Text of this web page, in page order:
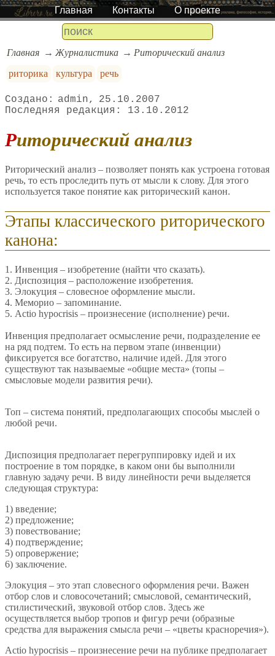
Главная Контакты О проекте
Главная Журналистика
Риторический анализ
риторика
культура речь
admin
25.10.2007
13.10.2012
Риторический анализ
Риторический анализ – позволяет понять как устроена готовая
речь, то есть проследить путь от мысли к слову. Для этого
используется такое понятие как риторический канон.
Этапы классического риторического
канона:
1. Инвенция – изобретение (найти что сказать).
2. Диспозиция – расположение изобретения.
3. Элокуция – словесное оформление мысли.
4. Меморио – запоминание.
5. Actio hypocrisis – произнесение (исполнение) речи.
Инвенция предполагает осмысление речи, подразделение ее
на ряд подтем. То есть на первом этапе (инвенции)
фиксируется все богатство, наличие идей. Для этого
существуют так называемые «общие места» (топы –
смысловые модели развития речи).
Топ – система понятий, предполагающих способы мыслей о
любой речи.
Диспозиция предполагает перегруппировку идей и их
построение в том порядке, в каком они бы выполнили
главную задачу речи. В виду линейности речи выделяется
следующая структура:
1) введение;
2) предложение;
3) повествование;
4) подтверждение;
5) опровержение;
6) заключение.
Элокуция – это этап словесного оформления речи. Важен
отбор слов и словосочетаний; смысловой, семантический,
стилистический, звуковой отбор слов. Здесь же
осуществляется выбор тропов и фигур речи (образные
средства для выражения смысла речи – «цветы красноречия»).
Actio hypocrisis – произнесение речи на публике предполагает